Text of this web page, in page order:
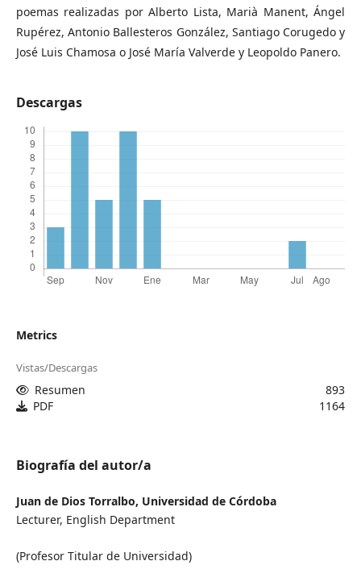
poemas realizadas por Alberto Lista, Marià Manent, Ángel
Rupérez, Antonio Ballesteros González, Santiago Corugedo y
José Luis Chamosa o José María Valverde y Leopoldo Panero.
Descargas
Metrics
Vistas/Descargas
Resumen
893
PDF
1164
Biografía del autor/a
Juan de Dios Torralbo, Universidad de Córdoba
Lecturer, English Department
(Profesor Titular de Universidad)